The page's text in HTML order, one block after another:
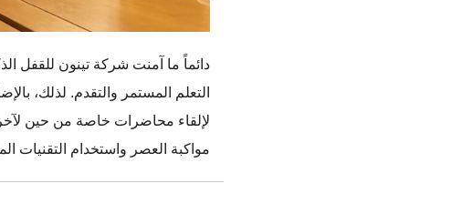
دائماً ما آمنت شركة تينون للقفل
التعلم المستمر والتقدم. لذلك،
لإلقاء محاضرات خاصة من حين
مواكبة العصر واستخدام التقنيات